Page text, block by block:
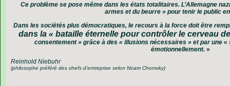
Ce problème se pose même dans les états totalitaires. L’Allemagne
armes et du beurre » pour tenir le public
Dans les sociétés plus démocratiques, le recours à la force doit être
dans la « bataille éternelle pour contrôler le cerveau
consentement » grâce à des « illusions nécessaires » et par une
émotionnellement.»
Reinhold Niebuhr
(philosophe préféré des chefs d’entreprise selon Noam Chomsky)